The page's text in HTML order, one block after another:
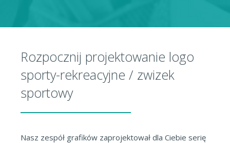
Rozpocznij projektowanie logo
sporty-rekreacyjne / zwizek
sportowy
Nasz zespół grafików zaprojektował dla Ciebie serię